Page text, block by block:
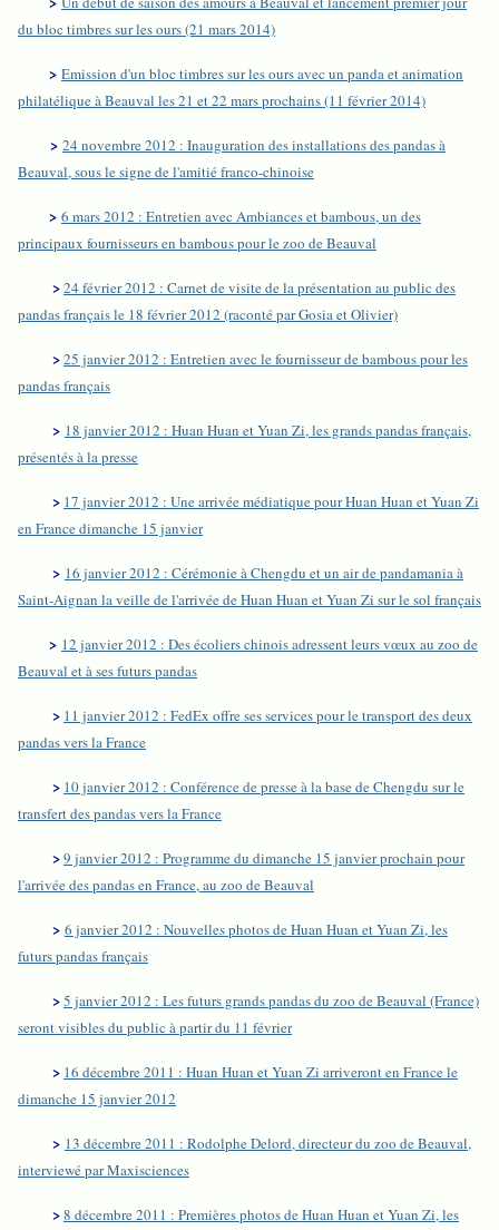
du bloc timbres sur les ours (21 mars 2014)
> Emission d'un bloc timbres sur les ours avec un panda et animation
philatélique à Beauval les 21 et 22 mars prochains (11 février 2014)
> 24 novembre 2012 : Inauguration des installations des pandas à
Beauval, sous le signe de l'amitié franco-chinoise
> 6 mars 2012 : Entretien avec Ambiances et bambous, un des
principaux fournisseurs en bambous pour le zoo de Beauval
>24 février 2012 : Carnet de visite de la présentation au public des
pandas français le 18 février 2012 (raconté par Gosia et Olivier)
>25 janvier 2012 : Entretien avec le fournisseur de bambous pour les
pandas français
> 18 janvier 2012 : Huan Huan et Yuan Zi, les grands pandas français,
présentés à la presse
> 17 janvier 2012 : Une arrivée médiatique pour Huan Huan et Yuan Zi
en France dimanche 15 janvier
> 16 janvier 2012 : Cérémonie à Chengdu et un air de pandamania à
Saint-Aignan la veille de l'arrivée de Huan Huan et Yuan Zi sur le sol français
> 12 janvier 2012 : Des écoliers chinois adressent leurs vœux au zoo de
Beauval et à ses futurs pandas
> 11 janvier 2012 : FedEx offre ses services pour le transport des deux
pandas vers la France
> 10 janvier 2012 : Conférence de presse à la base de Chengdu sur le
transfert des pandas vers la France
>9 janvier 2012 : Programme du dimanche 15 janvier prochain pour
l'arrivée des pandas en France, au zoo de Beauval
> 6 janvier 2012 : Nouvelles photos de Huan Huan et Yuan Zi, les
futurs pandas français
>5 janvier 2012 : Les futurs grands pandas du zoo de Beauval (France)
seront visibles du public à partir du 11 février
> 16 décembre 2011 : Huan Huan et Yuan Zi arriveront en France le
dimanche 15 janvier 2012
> 13 décembre 2011 : Rodolphe Delord, directeur du zoo de Beauval,
interviewé par Maxisciences
>8 décembre 2011 : Premières photos de Huan Huan et Yuan Zi, les